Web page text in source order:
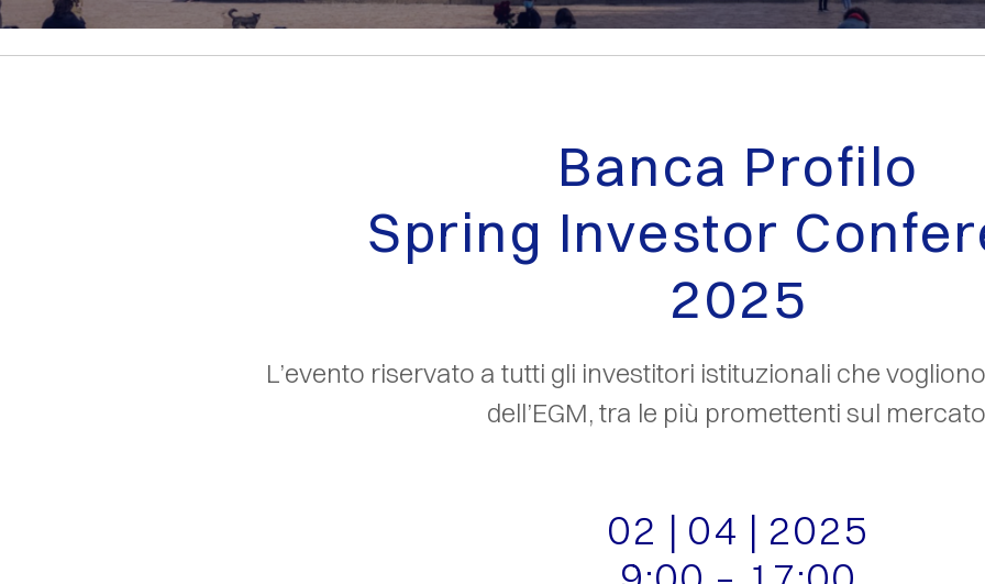
Banca Profilo
Spring Investor
2025
L’evento riservato a tutti gli investitori istituzionali che
dell’EGM, tra le più promettenti sul
02 | 04 | 2025